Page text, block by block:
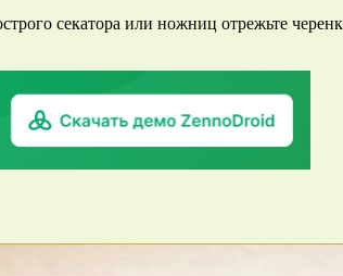
секатора или ножниц отрежьте